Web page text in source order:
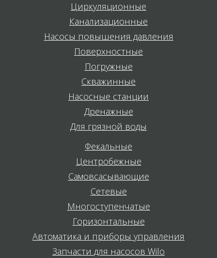
Циркуляционные
Канализационные
Насосы повышения давления
Поверхностные
Погружные
Скважинные
Насосные станции
Дренажные
Для грязной воды
Фекальные
Центробежные
Самовсасывающие
Сетевые
Многоступенчатые
Горизонтальные
Автоматика и приборы управления
Запчасти для насосов Wilo